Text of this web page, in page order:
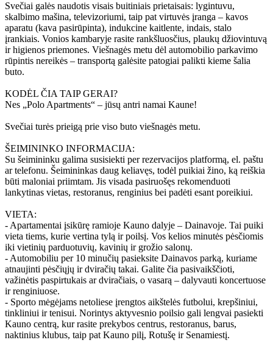
Svečiai galės naudotis visais buitiniais prietaisais: lygintuvu,
skalbimo mašina, televizoriumi, taip pat virtuvės įranga – kavos
aparatu (kava pasirūpinta), indukcine kaitlente, indais, stalo
įrankiais. Vonios kambaryje rasite rankšluosčius, plaukų džiovintuvą
ir higienos priemones. Viešnagės metu dėl automobilio parkavimo
rūpintis nereikės – transportą galėsite patogiai palikti kieme šalia
buto.
KODĖL ČIA TAIP GERAI?
Nes „Polo Apartments“ – jūsų antri namai Kaune!
Svečiai turės prieigą prie viso buto viešnagės metu.
ŠEIMININKO INFORMACIJA:
Su šeimininku galima susisiekti per rezervacijos platformą, el. paštu
ar telefonu. Šeimininkas daug keliavęs, todėl puikiai žino, ką reiškia
būti maloniai priimtam. Jis visada pasiruošęs rekomenduoti
lankytinas vietas, restoranus, renginius bei padėti esant poreikiui.
VIETA:
- Apartamentai įsikūrę ramioje Kauno dalyje – Dainavoje. Tai puiki
vieta tiems, kurie vertina tylą ir poilsį. Vos kelios minutės pėsčiomis
iki vietinių parduotuvių, kavinių ir grožio salonų.
- Automobiliu per 10 minučių pasieksite Dainavos parką, kuriame
atnaujinti pėsčiųjų ir dviračių takai. Galite čia pasivaikščioti,
važinėtis paspirtukais ar dviračiais, o vasarą – dalyvauti koncertuose
ir renginiuose.
- Sporto mėgėjams netoliese įrengtos aikštelės futbolui, krepšiniui,
tinkliniui ir tenisui. Norintys aktyvesnio poilsio gali lengvai pasiekti
Kauno centrą, kur rasite prekybos centrus, restoranus, barus,
naktinius klubus, taip pat Kauno pilį, Rotušę ir Senamiestį.